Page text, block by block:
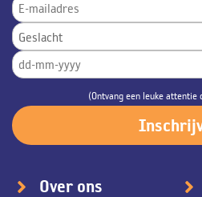
(Ontvang een leuke attentie
Over ons